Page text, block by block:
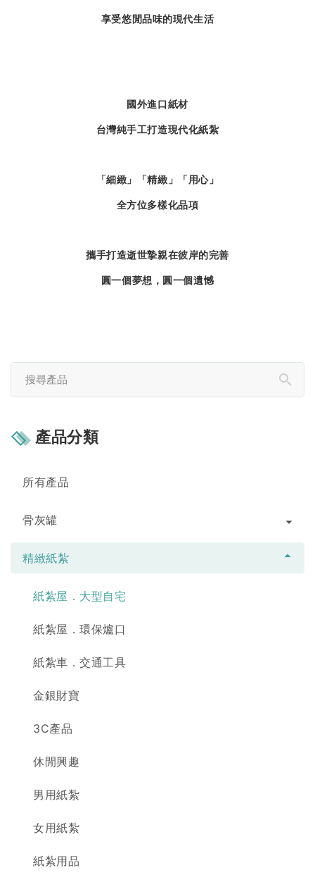
產品分類
所有產品
骨灰罐
精緻紙紮
紙紮屋．大型自宅
紙紮屋．環保爐口
紙紮車．交通工具
金銀財寶
3C產品
休閒興趣
男用紙紮
女用紙紮
紙紮用品
享受悠閒品味的現代生活
國外進口紙材
台灣純手工打造現代化紙紮
「細緻」「精緻」「用心」
全方位多樣化品項
攜手打造逝世摯親在彼岸的完善
圓一個夢想，圓一個遺憾